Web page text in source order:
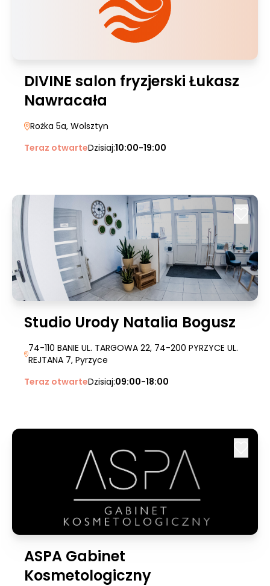
DIVINE salon fryzjerski Łukasz
Nawracała
Rożka 5a, Wolsztyn
Teraz otwarteDzisiaj:10:00-19:00
Studio Urody Natalia Bogusz
74-110 BANIE UL. TARGOWA 22, 74-200 PYRZYCE UL.
REJTANA 7, Pyrzyce
Teraz otwarteDzisiaj:09:00-18:00
ASPA Gabinet
Kosmetologiczny